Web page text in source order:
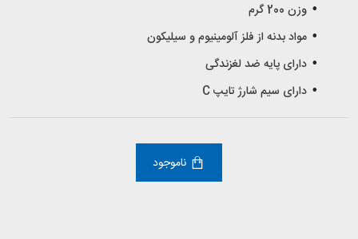
وزن 200 گرم
مواد بدنه از فلز آلومینیوم و سیلیکون
دارای پایه ضد لغزندگی
دارای سیم شارژ تایپ C
ناموجود